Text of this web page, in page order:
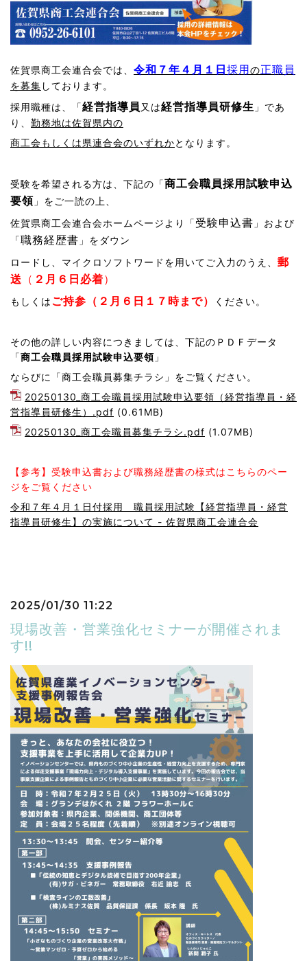
佐賀県商工会連合会では、 令和７年４月１日採用の正職員
を募集 しております。
採用職種は、「経営指導員 又は経営指導員研修生 」であ
り、 勤務地は佐賀県内の
商工会もしくは県連合会のいずれかとなります。
受験を希望される方は、下記の「商工会職員採用試験申込
要領 」をご一読の上、
佐賀県商工会連合会ホームページより「受験申込書 」および
「職務経歴書 」をダウン
ロードし、マイクロソフトワードを用いてご入力のうえ、 郵
送 （ ２月６日必着）
もしくはご持参（２月６日１７時まで） ください。
その他の詳しい内容につきましては、下記のＰＤＦデータ
「商工会職員採用試験申込要領 」
ならびに「商工会職員募集チラシ」をご覧ください。
20250130_商工会職員採用試験申込要領（経営指導員・経
営指導員研修生）.pdf (0.61MB)
20250130_商工会職員募集チラシ.pdf (1.07MB)
【参考】受験申込書および職務経歴書の様式はこちらのペー
ジをご覧ください
令和７年４月１日付採用 職員採用試験【経営指導員・経営
指導員研修生】の実施について - 佐賀県商工会連合会
2025/01/30 11:22
現場改善・営業強化セミナーが開催されま
す!!